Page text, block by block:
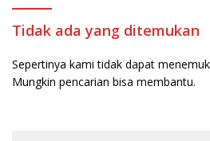
Tidak ada yang ditemukan
Sepertinya kami tidak dapat
Mungkin pencarian bisa membantu.